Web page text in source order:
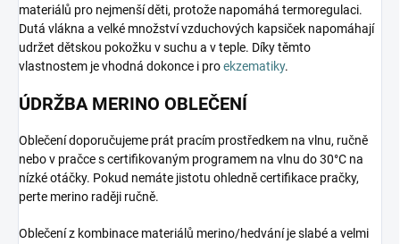
materiálů pro nejmenší děti, protože napomáhá termoregulaci.
Dutá vlákna a velké množství vzduchových kapsiček napomáhají
udržet dětskou pokožku v suchu a v teple. Díky těmto
vlastnostem je vhodná dokonce i proekzematiky.
ÚDRŽBA MERINO OBLEČENÍ
Oblečení doporučujeme prát pracím prostředkem na vlnu, ručně
nebo v pračce s certifikovaným programem na vlnu do 30°C na
nízké otáčky. Pokud nemáte jistotu ohledně certifikace pračky,
perte merino raději ručně.
Oblečení z kombinace materiálů merino/hedvání je slabé a velmi